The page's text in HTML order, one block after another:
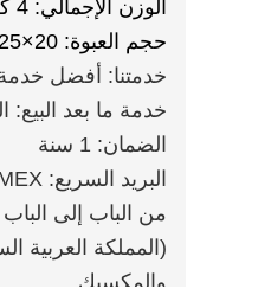
الوزن الإجمالي: 4 كجم
حجم العبوة: 20×25×10 سم
خدمتنا: أفضل خدمة، أصلية
خدمة ما بعد البيع:
الضمان: 1 سنة
البريد السريع: DHL FEDEX TNT UPS AREMEX
من الباب إلى
(المملكة العربية
والمكسيك.